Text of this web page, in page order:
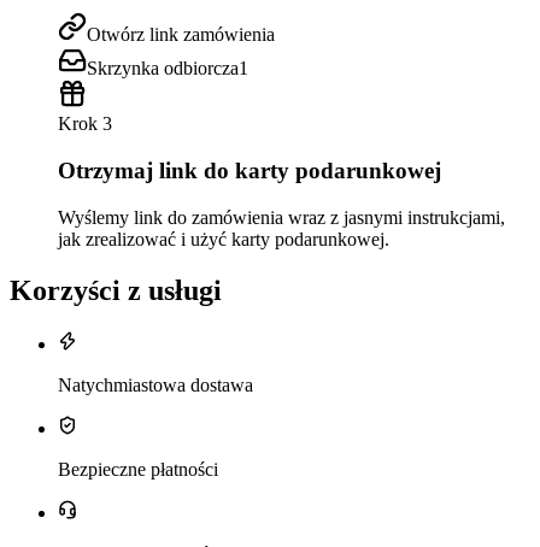
Otwórz link zamówienia
Skrzynka odbiorcza1
Krok 3
Otrzymaj link do karty podarunkowej
Wyślemy link do zamówienia wraz z jasnymi instrukcjami,
jak zrealizować i użyć karty podarunkowej.
Korzyści z usługi
Natychmiastowa dostawa
Bezpieczne płatności